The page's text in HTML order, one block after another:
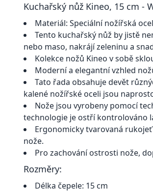
Kuchařský nůž Kineo, 15 cm -
Materiál: Speciální nožířská
Tento kuchařský nůž by jistě
nebo maso, nakrájí zeleninu a
Kolekce nožů Kineo v sobě
Moderní a elegantní vzhled
Tato řada obsahuje devět
kalené nožířské oceli jsou
Nože jsou vyrobeny pomocí
technologie je ostří kontrolováno
Ergonomicky tvarovaná
nože.
Pro zachování ostrosti nože,
Rozměry:
Délka čepele: 15 cm